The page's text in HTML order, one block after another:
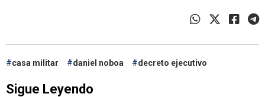
casa militar daniel noboa decreto ejecutivo
Sigue Leyendo